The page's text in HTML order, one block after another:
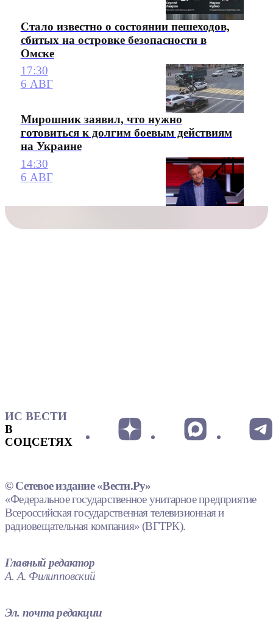
Стало известно о состоянии пешеходов,
сбитых на островке безопасности в
Омске
17:30
6 АВГ
Мирошник заявил, что нужно
готовиться к долгим боевым действиям
на Украине
14:30
6 АВГ
ИС ВЕСТИ
В
СОЦСЕТЯХ
© Сетевое издание «Вести.Ру»
«Федеральное государственное унитарное предприятие
Всероссийская государственная телевизионная и
радиовещательная компания» (ВГТРК).
Главный редактор
А. А. Филипповский
Эл. почта редакции